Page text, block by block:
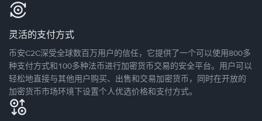
灵活的支付方式
币安C2C深受全球数百万用户的信任，它提供了一个可以使用800多
种支付方式和100多种法币进行加密货币交易的安全平台。用户可以
轻松地直接与其他用户购买、出售和交易加密货币，同时在开放的
加密货币市场环境下设置个人优选价格和支付方式。